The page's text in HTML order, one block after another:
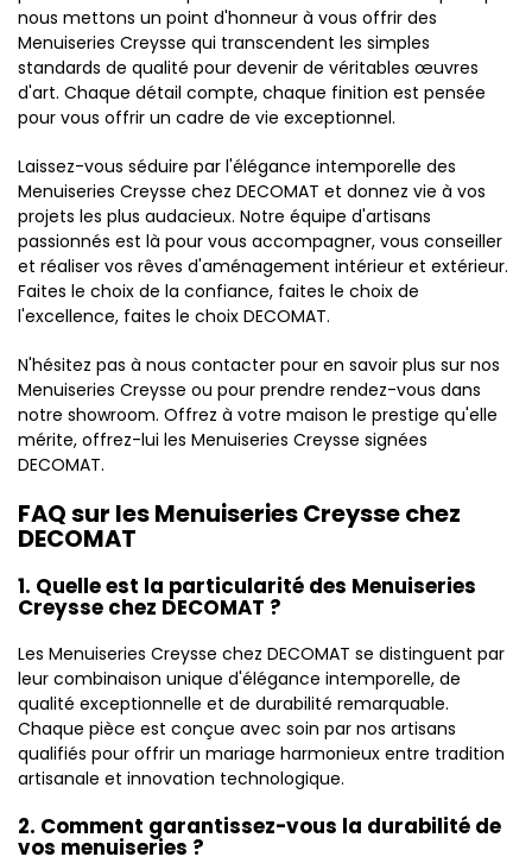
nous mettons un point d'honneur à vous offrir des
Menuiseries Creysse qui transcendent les simples
standards de qualité pour devenir de véritables œuvres
d'art. Chaque détail compte, chaque finition est pensée
pour vous offrir un cadre de vie exceptionnel.
Laissez-vous séduire par l'élégance intemporelle des
Menuiseries Creysse chez DECOMAT et donnez vie à vos
projets les plus audacieux. Notre équipe d'artisans
passionnés est là pour vous accompagner, vous conseiller
et réaliser vos rêves d'aménagement intérieur et extérieur.
Faites le choix de la confiance, faites le choix de
l'excellence, faites le choix DECOMAT.
N'hésitez pas à nous contacter pour en savoir plus sur nos
Menuiseries Creysse ou pour prendre rendez-vous dans
notre showroom. Offrez à votre maison le prestige qu'elle
mérite, offrez-lui les Menuiseries Creysse signées
DECOMAT.
FAQ sur les Menuiseries Creysse chez
DECOMAT
1. Quelle est la particularité des Menuiseries
Creysse chez DECOMAT ?
Les Menuiseries Creysse chez DECOMAT se distinguent par
leur combinaison unique d'élégance intemporelle, de
qualité exceptionnelle et de durabilité remarquable.
Chaque pièce est conçue avec soin par nos artisans
qualifiés pour offrir un mariage harmonieux entre tradition
artisanale et innovation technologique.
2. Comment garantissez-vous la durabilité de
vos menuiseries ?